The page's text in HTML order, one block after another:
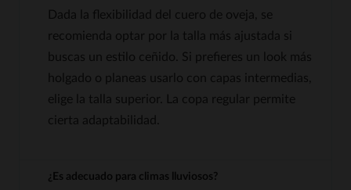
Dada la flexibilidad del cuero de oveja, se
recomienda optar por la talla más ajustada si
buscas un estilo ceñido. Si prefieres un look más
holgado o planeas usarlo con capas intermedias,
elige la talla superior. La copa regular permite
cierta adaptabilidad.
¿Es adecuado para climas lluviosos?